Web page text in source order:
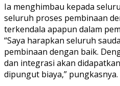
Ia menghimbau kepada
seluruh proses pembinaan
terkendala apapun dalam
“Saya harapkan seluruh
pembinaan dengan baik.
dan integrasi akan
dipungut biaya,” pungkasnya.